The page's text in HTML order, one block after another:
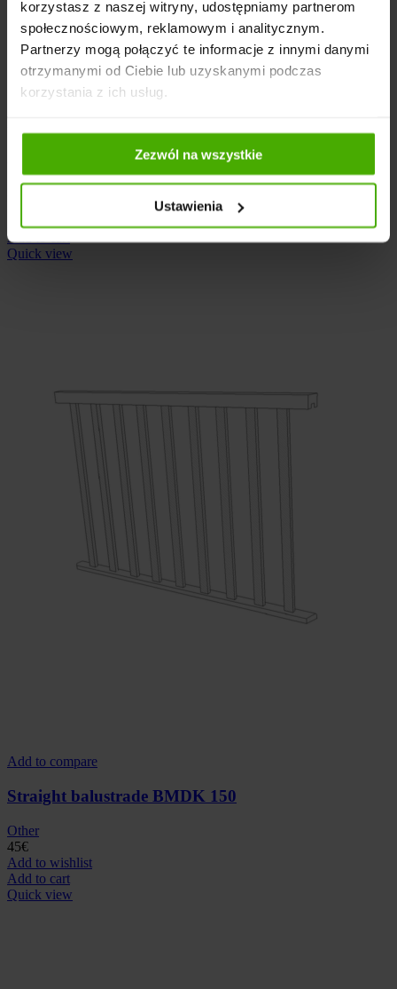
korzystasz z naszej witryny, udostępniamy partnerom
społecznościowym, reklamowym i analitycznym.
Partnerzy mogą połączyć te informacje z innymi danymi
otrzymanymi od Ciebie lub uzyskanymi podczas
korzystania z ich usług.
Zezwól na wszystkie
Ustawienia
Straight balustrade BMDK 100
Other
Add to wishlist
Add to cart
Quick view
Add to compare
Straight balustrade BMDK 150
Other
45€
Add to wishlist
Add to cart
Quick view